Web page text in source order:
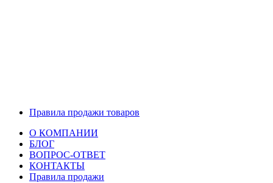
Правила продажи товаров
О КОМПАНИИ
БЛОГ
ВОПРОС-ОТВЕТ
КОНТАКТЫ
Правила продажи